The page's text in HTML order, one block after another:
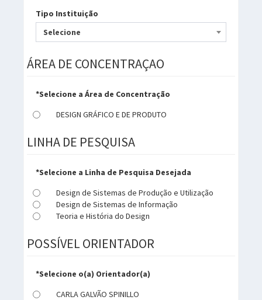
Tipo Instituição
Selecione
ÁREA DE CONCENTRAÇAO
*Selecione a Área de Concentração
DESIGN GRÁFICO E DE PRODUTO
LINHA DE PESQUISA
*Selecione a Linha de Pesquisa Desejada
Design de Sistemas de Produção e Utilização
Design de Sistemas de Informação
Teoria e História do Design
POSSÍVEL ORIENTADOR
*Selecione o(a) Orientador(a)
CARLA GALVÃO SPINILLO